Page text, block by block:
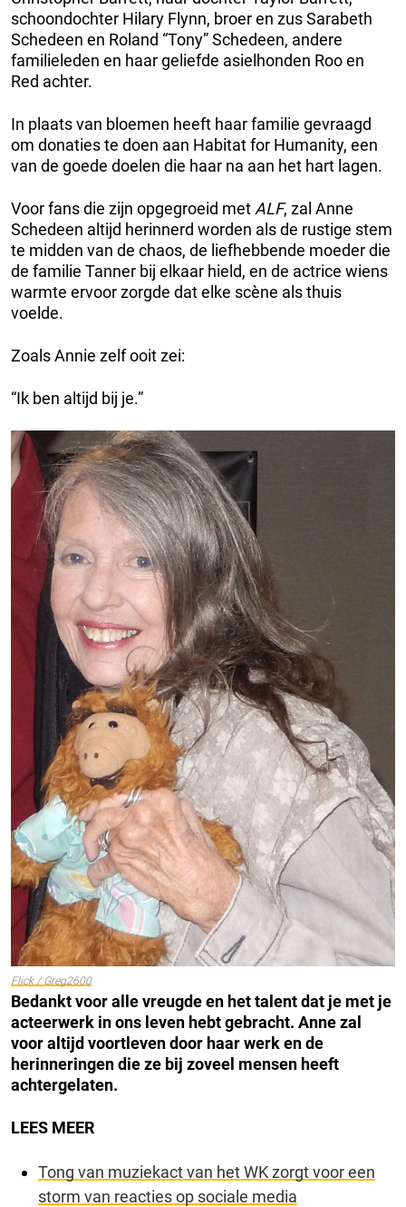
schoondochter Hilary Flynn, broer en zus Sarabeth
Schedeen en Roland “Tony” Schedeen, andere
familieleden en haar geliefde asielhonden Roo en
Red achter.
In plaats van bloemen heeft haar familie gevraagd
om donaties te doen aan Habitat for Humanity, een
van de goede doelen die haar na aan het hart lagen.
Voor fans die zijn opgegroeid met ALF, zal Anne
Schedeen altijd herinnerd worden als de rustige stem
te midden van de chaos, de liefhebbende moeder die
de familie Tanner bij elkaar hield, en de actrice wiens
warmte ervoor zorgde dat elke scène als thuis
voelde.
Zoals Annie zelf ooit zei:
“Ik ben altijd bij je.”
Flick / Greg2600
Bedankt voor alle vreugde en het talent dat je met je
acteerwerk in ons leven hebt gebracht. Anne zal
voor altijd voortleven door haar werk en de
herinneringen die ze bij zoveel mensen heeft
achtergelaten.
LEES MEER
Tong van muziekact van het WK zorgt voor een
storm van reacties op sociale media